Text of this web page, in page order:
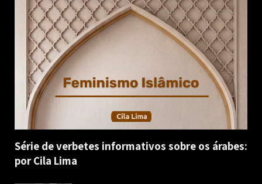
Série de verbetes informativos sobre os árabes:
por Cila Lima